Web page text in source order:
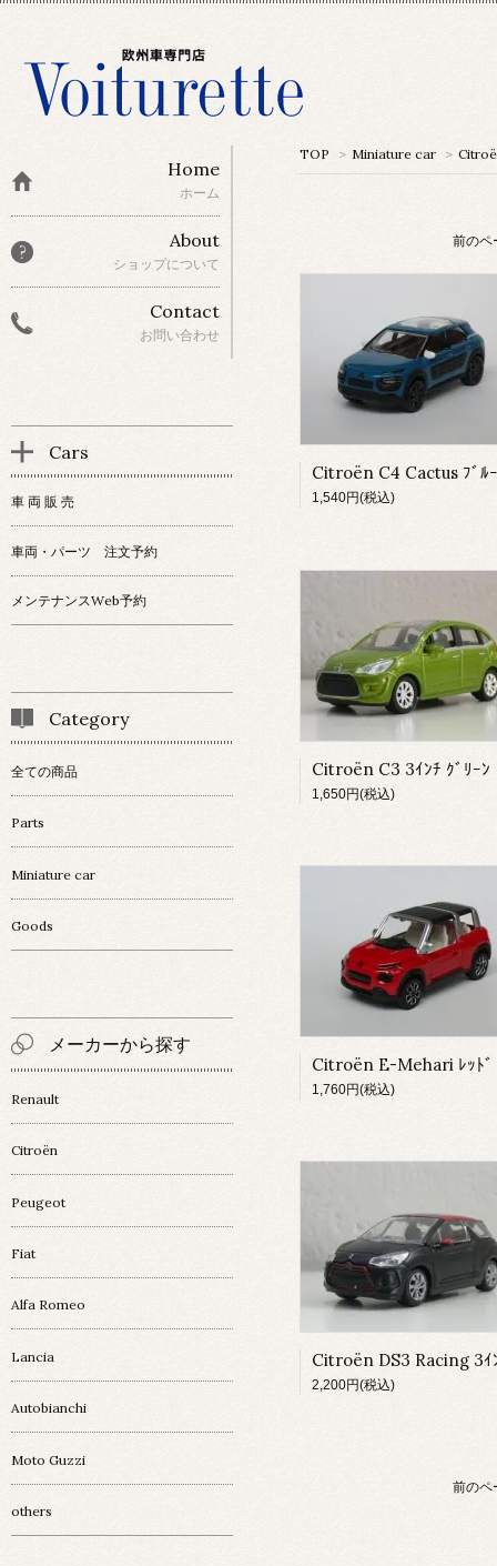
TOP > Miniature car >
前のペ
Citroën C4 Cactus ﾌﾞﾙｰ
1,540円(税込)
Citroën C3 3ｲﾝﾁ ｸﾞﾘｰﾝ
1,650円(税込)
Citroën E-Mehari ﾚｯﾄﾞ
1,760円(税込)
Citroën DS3 Racing 3ｲ
2,200円(税込)
前のペ
Home
ホーム
About
ショップについて
Contact
お問い合わせ
Cars
車 両 販 売
車両・パーツ 注文予約
メンテナンスWeb予約
Category
全ての商品
Parts
Miniature car
Goods
メーカーから探す
Renault
Citroën
Peugeot
Fiat
Alfa Romeo
Lancia
Autobianchi
Moto Guzzi
others